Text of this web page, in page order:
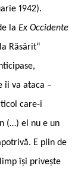
1942).
la Ex Occidente
Răsărit“
îi va ataca –
care-i
(…) el nu e un
E plin de
își privește